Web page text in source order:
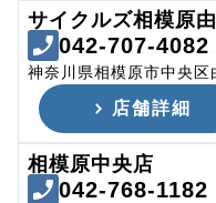
サイクルズ相模原
042-707-4082
神奈川県相模原市中央
店舗詳細
相模原中央店
042-768-1182